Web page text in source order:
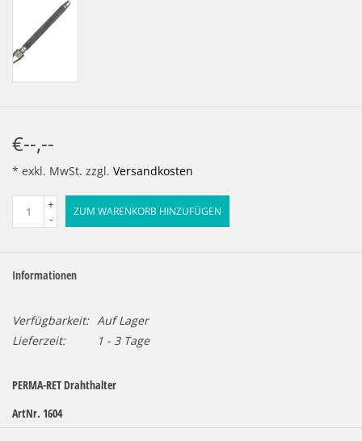
NEU: LV SFE 50% - PRECI-
CUP
SSP vor Ort
€--,--
* exkl. MwSt. zzgl. Versandkosten
+
-
ZUM WARENKORB HINZUFÜGEN
Informationen
Verfügbarkeit: Auf Lager
Lieferzeit:
1 - 3 Tage
PERMA-RET Drahthalter
ArtNr. 1604